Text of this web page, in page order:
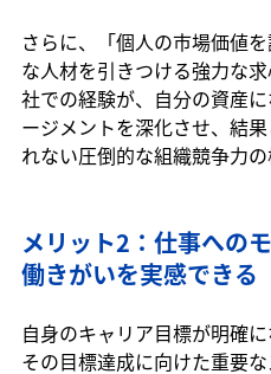
さらに、「個人の市場価値
な人材を引きつける強力な
社での経験が、自分の資産
ージメントを深化させ、結
れない圧倒的な組織競争力の
メリット2：仕事への
働きがいを実感できる
自身のキャリア目標が明確
その目標達成に向けた重要